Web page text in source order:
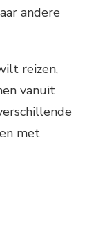
andere
reizen,
vanuit
met